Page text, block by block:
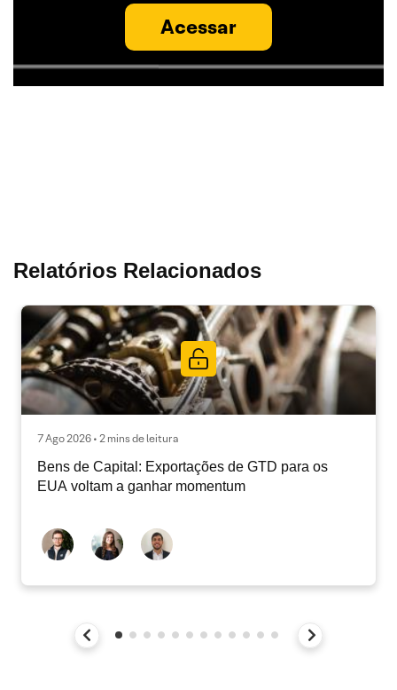
Acessar
Relatórios Relacionados
7 Ago 2026 • 2 mins de leitura
Bens de Capital: Exportações de GTD para os
EUA voltam a ganhar momentum